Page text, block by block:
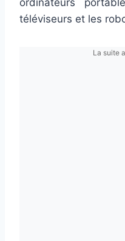
ordinateurs
téléviseurs et les
La suite